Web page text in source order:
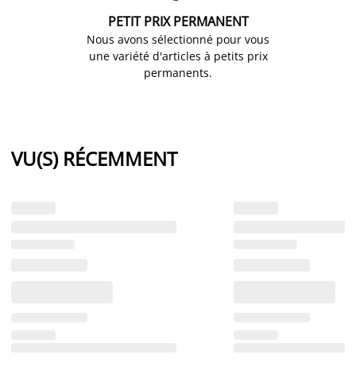
PETIT PRIX PERMANENT
Nous avons sélectionné pour vous
une variété d'articles à petits prix
permanents.
VU(S) RÉCEMMENT